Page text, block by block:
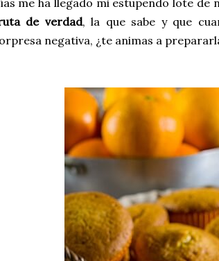
me ha llegado mi estupendo lote de
de verdad, la que sabe y que
negativa, ¿te animas a